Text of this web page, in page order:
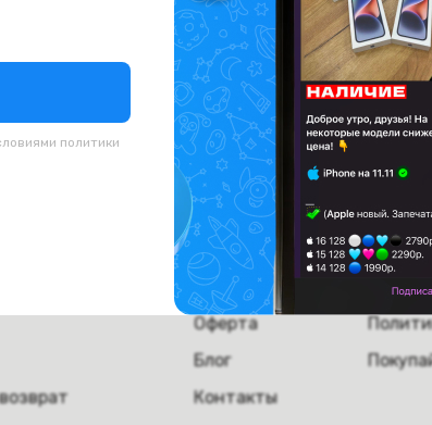
политики
На главную
Компания
О компании
Вакансии
Оферта
Блог
Контакты
Скупка